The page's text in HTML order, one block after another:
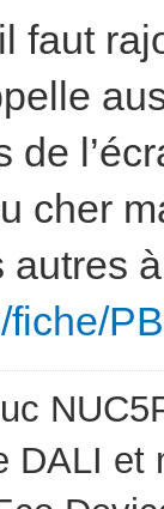
faut
de
cher
DALI